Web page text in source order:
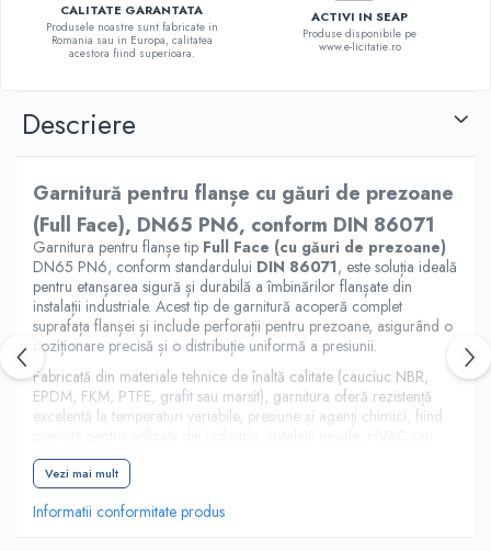
CALITATE GARANTATA
Produsele noastre sunt fabricate in
Romania sau in Europa, calitatea
acestora fiind superioara.
ACTIVI IN SEAP
Produse disponibile pe
www.e-licitatie.ro
Descriere
Garnitură pentru flanșe cu găuri de prezoane
(Full Face), DN65 PN6, conform DIN 86071
Garnitura pentru flanșe tip Full Face (cu găuri de prezoane)
DN65 PN6, conform standardului DIN 86071, este soluția ideală
pentru etanșarea sigură și durabilă a îmbinărilor flanșate din
instalații industriale. Acest tip de garnitură acoperă complet
suprafața flanșei și include perforații pentru prezoane, asigurând o
poziționare precisă și o distribuție uniformă a presiunii.
Fabricată din materiale tehnice de înaltă calitate (cauciuc NBR,
EPDM, FKM, PTFE, grafit sau marsit), garnitura oferă rezistență
excelentă la temperaturi variabile, presiune și agenți chimici, fiind
sisteme de transport fluide.
Realizată prin debitare CNC de înaltă precizie, garnitura respectă
dimensiunile standard DIN 86071 și garantează etanșare optimă,
fără pierderi sau deformări.
Vezi mai mult
Informatii conformitate produs